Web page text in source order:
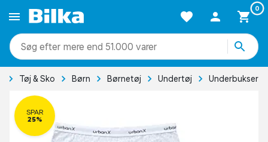
0
mere end 51.000 varer
Tøj & Sko Børn Børnetøj Undertøj Underbukser
SPAR
25%